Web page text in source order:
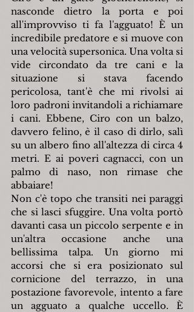
nasconde dietro la porta e poi
all'improvviso ti fa l'agguato! È un
incredibile predatore e si muove con
una velocità supersonica. Una volta si
vide circondato da tre cani e la
situazione si stava facendo
pericolosa, tant'è che mi rivolsi ai
loro padroni invitandoli a richiamare
i cani. Ebbene, Ciro con un balzo,
davvero felino, è il caso di dirlo, salì
su un albero fino all'altezza di circa 4
metri. E ai poveri cagnacci, con un
palmo di naso, non rimase che
abbaiare!
Non c'è topo che transiti nei paraggi
che si lasci sfuggire. Una volta portò
davanti casa un piccolo serpente e in
un'altra occasione anche una
bellissima talpa. Un giorno mi
accorsi che si era posizionato sul
cornicione del terrazzo, in una
postazione favorevole, intento a fare
un agguato a qualche uccello. È